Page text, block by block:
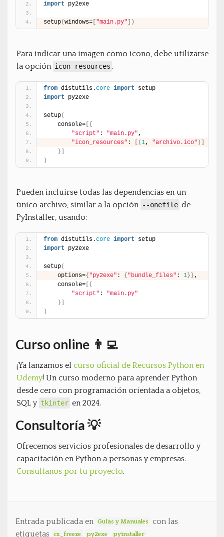
import py2exe
setup(windows= "main.py" )
Para indicar una imagen como ícono, debe utilizarse
la opción icon_resources .
from distutils.core import setup
import py2exe
setup(
    console=
{
"script" : "main.py",
"icon_resources" : (1, "archivo.ico" )
}
)
Pueden incluirse todas las dependencias en un
único archivo, similar a la opción --onefile de
PyInstaller, usando:
from distutils.core import setup
import py2exe
setup(
    options=
{ "py2exe" : { "bundle_files" : 1 } },
    console=
{
"script" : "main.py"
}
)
Curso online 👨‍💻
¡Ya lanzamos el curso oficial de Recursos Python en
Udemy! Un curso moderno para aprender Python
desde cero con programación orientada a objetos,
SQL y tkinter en 2024.
Consultoría 💡
Ofrecemos servicios profesionales de desarrollo y
capacitación en Python a personas y empresas.
Consultanos por tu proyecto.
Entrada publicada en Guías y Manuales
con las
etiquetas
cx_freeze py2exe pyinstaller